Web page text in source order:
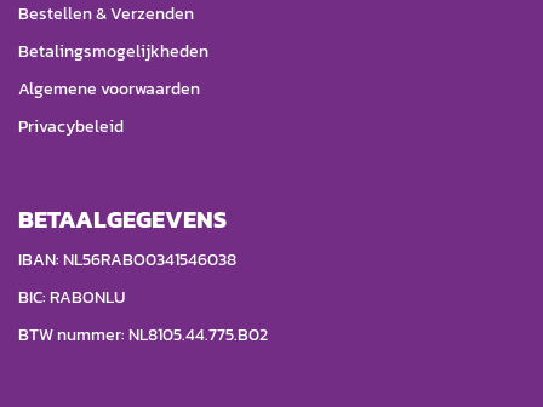
Bestellen & Verzenden
Betalingsmogelijkheden
Algemene voorwaarden
Privacybeleid
BETAALGEGEVENS
IBAN: NL56RABO0341546038
BIC: RABONLU
BTW nummer: NL8105.44.775.B02